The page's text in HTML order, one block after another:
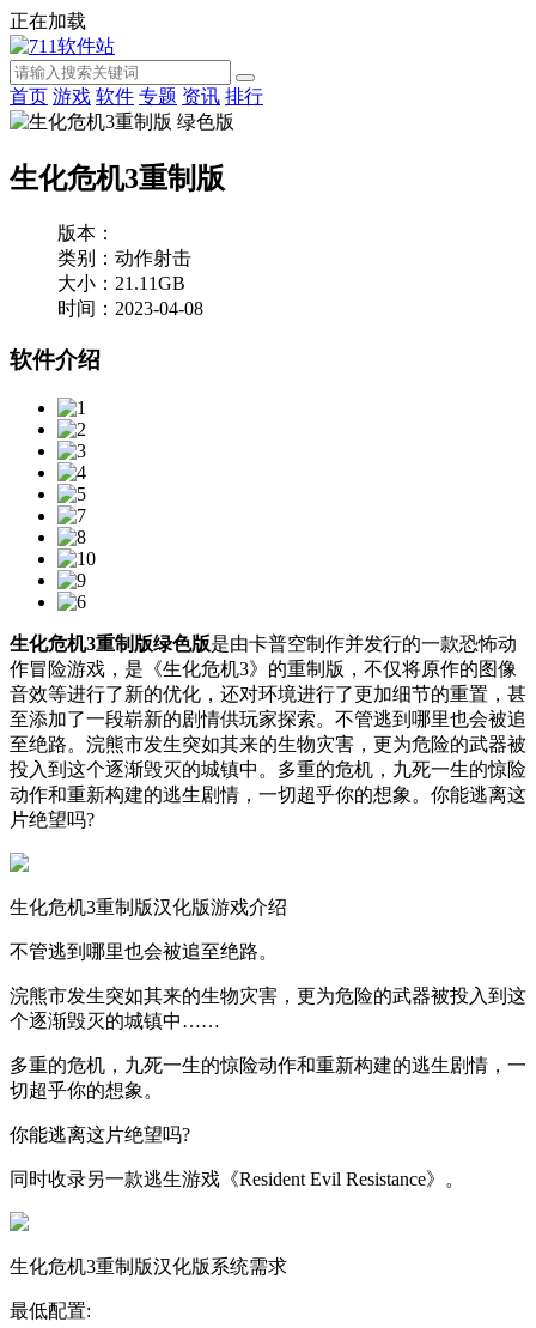
正在加载
首页 游戏 软件 专题 资讯 排行
生化危机3重制版
版本：
类别：动作射击
大小：21.11GB
时间：2023-04-08
软件介绍
生化危机3重制版绿色版是由卡普空制作并发行的一款恐怖动
作冒险游戏，是《生化危机3》的重制版，不仅将原作的图像
音效等进行了新的优化，还对环境进行了更加细节的重置，甚
至添加了一段崭新的剧情供玩家探索。不管逃到哪里也会被追
至绝路。浣熊市发生突如其来的生物灾害，更为危险的武器被
投入到这个逐渐毁灭的城镇中。多重的危机，九死一生的惊险
动作和重新构建的逃生剧情，一切超乎你的想象。你能逃离这
片绝望吗?
生化危机3重制版汉化版游戏介绍
不管逃到哪里也会被追至绝路。
浣熊市发生突如其来的生物灾害，更为危险的武器被投入到这
个逐渐毁灭的城镇中……
多重的危机，九死一生的惊险动作和重新构建的逃生剧情，一
切超乎你的想象。
你能逃离这片绝望吗?
同时收录另一款逃生游戏《Resident Evil Resistance》。
生化危机3重制版汉化版系统需求
最低配置: